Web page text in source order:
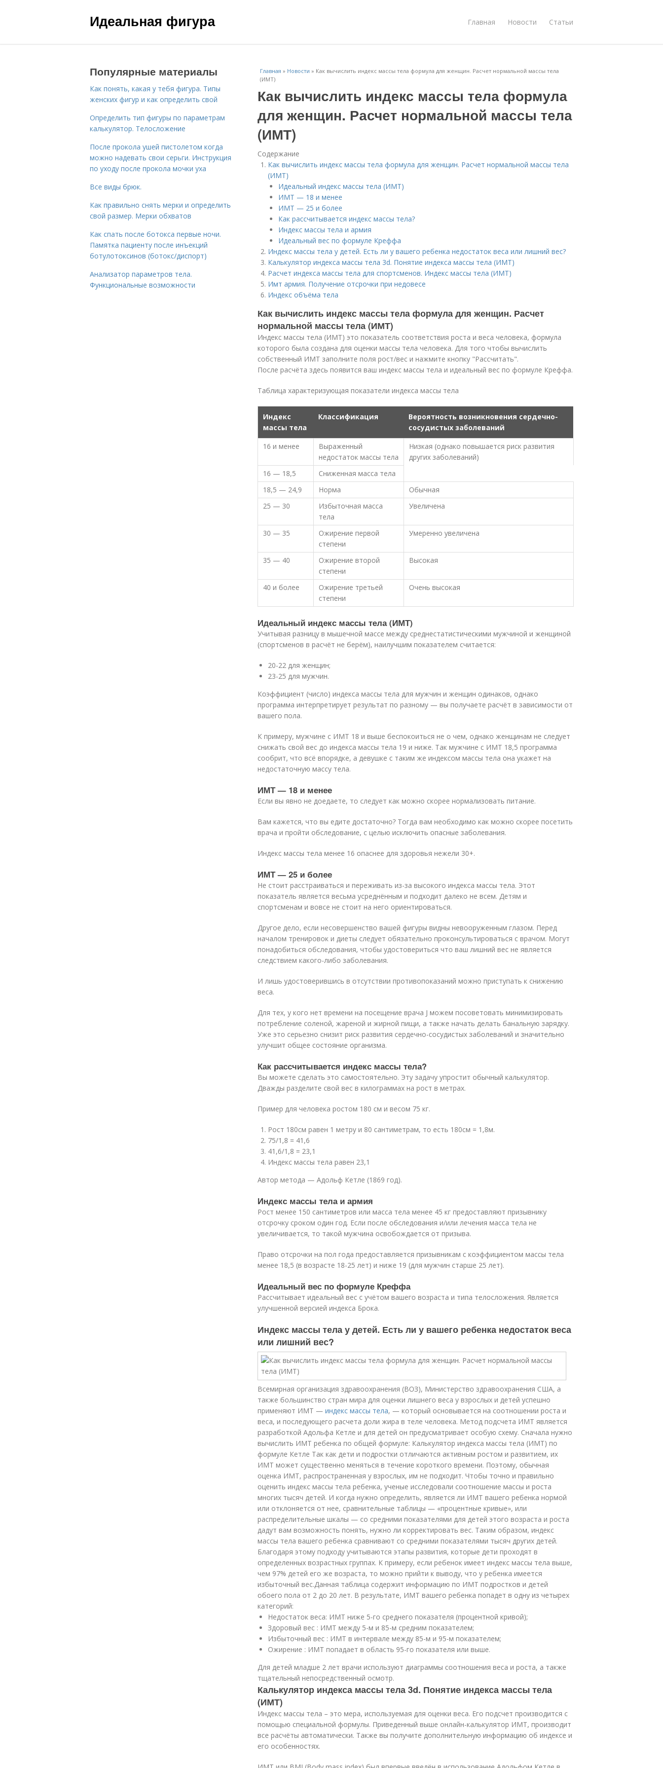
Идеальная фигура Главная Новости Статьи
Главная » Новости » Как вычислить индекс массы тела формула для женщин. Расчет нормальной массы тела
(ИМТ)
Как вычислить индекс массы тела формула
для женщин. Расчет нормальной массы тела
(ИМТ)
Содержание
Как вычислить индекс массы тела формула для женщин. Расчет нормальной массы тела
(ИМТ)
Идеальный индекс массы тела (ИМТ)
ИМТ — 18 и менее
ИМТ — 25 и более
Как рассчитывается индекс массы тела?
Индекс массы тела и армия
Идеальный вес по формуле Креффа
Индекс массы тела у детей. Есть ли у вашего ребенка недостаток веса или лишний вес?
Калькулятор индекса массы тела 3d. Понятие индекса массы тела (ИМТ)
Расчет индекса массы тела для спортсменов. Индекс массы тела (ИМТ)
Имт армия. Получение отсрочки при недовесе
Индекс объёма тела
Как вычислить индекс массы тела формула для женщин. Расчет
нормальной массы тела (ИМТ)
Индекс массы тела (ИМТ) это показатель соответствия роста и веса человека, формула
которого была создана для оценки массы тела человека. Для того чтобы вычислить
собственный ИМТ заполните поля рост/вес и нажмите кнопку "Рассчитать".
После расчёта здесь появится ваш индекс массы тела и идеальный вес по формуле Креффа.
Таблица характеризующая показатели индекса массы тела
Индекс
массы тела
Классификация
Вероятность возникновения сердечно-
сосудистых заболеваний
16 и менее
Выраженный
недостаток массы тела
Низкая (однако повышается риск развития
других заболеваний)
16 — 18,5
Сниженная масса тела
18,5 — 24,9
Норма
Обычная
25 — 30
Избыточная масса
тела
Увеличена
30 — 35
Ожирение первой
степени
Умеренно увеличена
35 — 40
Ожирение второй
степени
Высокая
40 и более
Ожирение третьей
степени
Очень высокая
Идеальный индекс массы тела (ИМТ)
Учитывая разницу в мышечной массе между среднестатистическими мужчиной и женщиной
(спортсменов в расчёт не берём), наилучшим показателем считается:
20-22 для женщин;
23-25 для мужчин.
Коэффициент (число) индекса массы тела для мужчин и женщин одинаков, однако
программа интерпретирует результат по разному — вы получаете расчёт в зависимости от
вашего пола.
К примеру, мужчине с ИМТ 18 и выше беспокоиться не о чем, однако женщинам не следует
снижать свой вес до индекса массы тела 19 и ниже. Так мужчине с ИМТ 18,5 программа
сообрит, что всё впорядке, а девушке с таким же индексом массы тела она укажет на
недостаточную массу тела.
ИМТ — 18 и менее
Если вы явно не доедаете, то следует как можно скорее нормализовать питание.
Вам кажется, что вы едите достаточно? Тогда вам необходимо как можно скорее посетить
врача и пройти обследование, с целью исключить опасные заболевания.
Индекс массы тела менее 16 опаснее для здоровья нежели 30+.
ИМТ — 25 и более
Не стоит расстраиваться и переживать из-за высокого индекса массы тела. Этот
показатель является весьма усреднённым и подходит далеко не всем. Детям и
спортсменам и вовсе не стоит на него ориентироваться.
Другое дело, если несовершенство вашей фигуры видны невооруженным глазом. Перед
началом тренировок и диеты следует обязательно проконсультироваться с врачом. Могут
понадобиться обследования, чтобы удостовериться что ваш лишний вес не является
следствием какого-либо заболевания.
И лишь удостоверившись в отсутствии противопоказаний можно приступать к снижению
веса.
Для тех, у кого нет времени на посещение врача J можем посоветовать минимизировать
потребление соленой, жареной и жирной пищи, а также начать делать банальную зарядку.
Уже это серьезно снизит риск развития сердечно-сосудистых заболеваний и значительно
улучшит общее состояние организма.
Как рассчитывается индекс массы тела?
Вы можете сделать это самостоятельно. Эту задачу упростит обычный калькулятор.
Дважды разделите свой вес в килограммах на рост в метрах.
Пример для человека ростом 180 см и весом 75 кг.
Рост 180см равен 1 метру и 80 сантиметрам, то есть 180см = 1,8м.
75/1,8 = 41,6
41,6/1,8 = 23,1
Индекс массы тела равен 23,1
Автор метода — Адольф Кетле (1869 год).
Индекс массы тела и армия
Рост менее 150 сантиметров или масса тела менее 45 кг предоставляют призывнику
отсрочку сроком один год. Если после обследования и/или лечения масса тела не
увеличивается, то такой мужчина освобождается от призыва.
Право отсрочки на пол года предоставляется призывникам с коэффициентом массы тела
менее 18,5 (в возрасте 18-25 лет) и ниже 19 (для мужчин старше 25 лет).
Идеальный вес по формуле Креффа
Рассчитывает идеальный вес с учётом вашего возраста и типа телосложения. Является
улучшенной версией индекса Брока.
Индекс массы тела у детей. Есть ли у вашего ребенка недостаток веса
или лишний вес?
Всемирная организация здравоохранения (ВОЗ), Министерство здравоохранения США, а
также большинство стран мира для оценки лишнего веса у взрослых и детей успешно
применяют ИМТ — индекс массы тела, — который основывается на соотношении роста и
веса, и последующего расчета доли жира в теле человека. Метод подсчета ИМТ является
разработкой Адольфа Кетле и для детей он предусматривает особую схему. Сначала нужно
вычислить ИМТ ребенка по общей формуле: Калькулятор индекса массы тела (ИМТ) по
формуле Кетле Так как дети и подростки отличаются активным ростом и развитием, их
ИМТ может существенно меняться в течение короткого времени. Поэтому, обычная
оценка ИМТ, распространенная у взрослых, им не подходит. Чтобы точно и правильно
оценить индекс массы тела ребенка, ученые исследовали соотношение массы и роста
многих тысяч детей. И когда нужно определить, является ли ИМТ вашего ребенка нормой
или отклоняется от нее, сравнительные таблицы — «процентные кривые», или
распределительные шкалы — со средними показателями для детей этого возраста и роста
дадут вам возможность понять, нужно ли корректировать вес. Таким образом, индекс
массы тела вашего ребенка сравнивают со средними показателями тысяч других детей.
Благодаря этому подходу учитываются этапы развития, которые дети проходят в
определенных возрастных группах. К примеру, если ребенок имеет индекс массы тела выше,
чем 97% детей его же возраста, то можно прийти к выводу, что у ребенка имеется
избыточный вес.Данная таблица содержит информацию по ИМТ подростков и детей
обоего пола от 2 до 20 лет. В результате, ИМТ вашего ребенка попадет в одну из четырех
категорий:
Недостаток веса: ИМТ ниже 5-го среднего показателя (процентной кривой);
Здоровый вес : ИМТ между 5-м и 85-м средним показателем;
Избыточный вес : ИМТ в интервале между 85-м и 95-м показателем;
Ожирение : ИМТ попадает в область 95-го показателя или выше.
Для детей младше 2 лет врачи используют диаграммы соотношения веса и роста, а также
тщательный непосредственный осмотр.
Калькулятор индекса массы тела 3d. Понятие индекса массы тела
(ИМТ)
Индекс массы тела – это мера, используемая для оценки веса. Его подсчет производится с
помощью специальной формулы. Приведенный выше онлайн-калькулятор ИМТ, производит
все расчёты автоматически. Также вы получите дополнительную информацию об индексе и
его особенностях.
Популярные материалы
Как понять, какая у тебя фигура. Типы
женских фигур и как определить свой
Определить тип фигуры по параметрам
калькулятор. Телосложение
После прокола ушей пистолетом когда
можно надевать свои серьги. Инструкция
по уходу после прокола мочки уха
Все виды брюк.
Как правильно снять мерки и определить
свой размер. Мерки обхватов
Как спать после ботокса первые ночи.
Памятка пациенту после инъекций
ботулотоксинов (ботокс/диспорт)
Анализатор параметров тела.
Функциональные возможности